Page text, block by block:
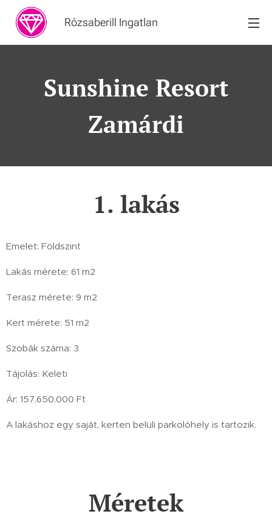
Rózsaberill Ingatlan
Sunshine Resort
Zamárdi
1. lakás
Emelet: Földszint
Lakás mérete: 61 m2
Terasz mérete: 9 m2
Kert mérete: 51 m2
Szobák száma: 3
Tájolás: Keleti
Ár: 157.650.000 Ft
A lakáshoz egy saját, kerten belüli parkolóhely is tartozik.
Méretek